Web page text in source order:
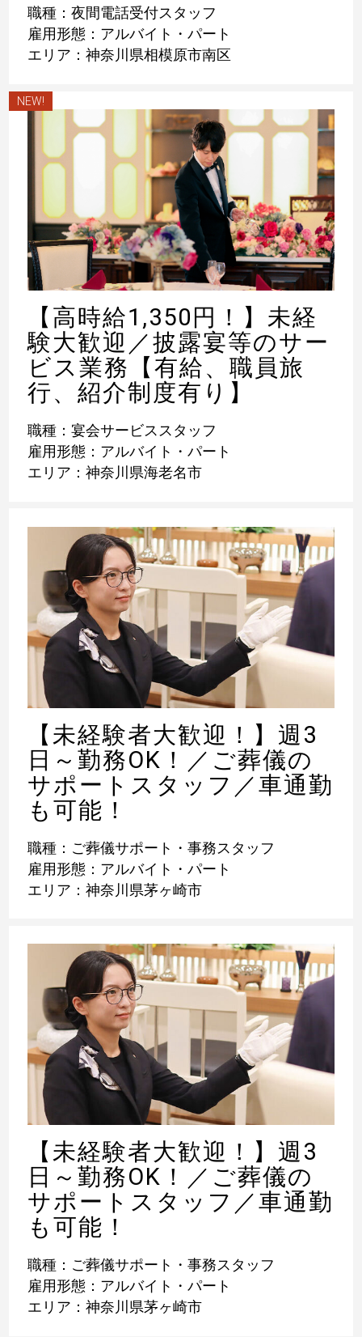
職種：夜間電話受付スタッフ
雇用形態：アルバイト・パート
エリア：神奈川県相模原市南区
NEW!
【高時給1,350円！】未経
験大歓迎／披露宴等のサー
ビス業務【有給、職員旅
行、紹介制度有り】
職種：宴会サービススタッフ
雇用形態：アルバイト・パート
エリア：神奈川県海老名市
【未経験者大歓迎！】週3
日～勤務OK！／ご葬儀の
サポートスタッフ／車通勤
も可能！
職種：ご葬儀サポート・事務スタッフ
雇用形態：アルバイト・パート
エリア：神奈川県茅ヶ崎市
【未経験者大歓迎！】週3
日～勤務OK！／ご葬儀の
サポートスタッフ／車通勤
も可能！
職種：ご葬儀サポート・事務スタッフ
雇用形態：アルバイト・パート
エリア：神奈川県茅ヶ崎市